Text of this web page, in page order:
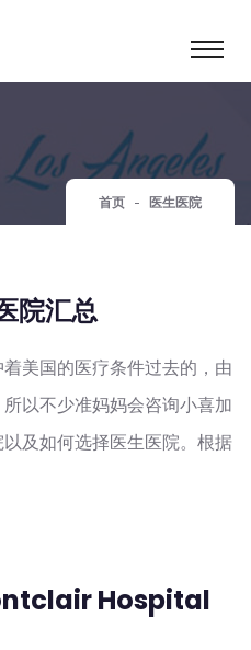
首页 医生医院
院汇总
美国的医疗条件过去的，由
以不少准妈妈会咨询小喜加
及如何选择医生医院。根据
Hospital